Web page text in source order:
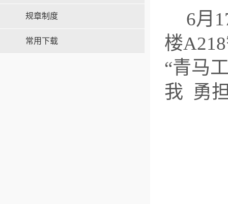
规章制度
常用下载
6月
楼
“青马
我 勇